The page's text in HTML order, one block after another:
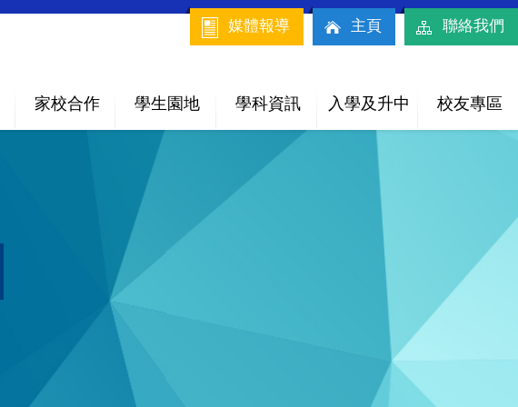
媒體報導 主頁 聯絡我們
家校合作 學生園地 學科資訊 入學及升中 校友專區